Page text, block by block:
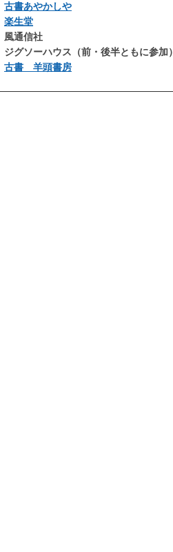
古書あやかしや
楽生堂
風通信社
ジグソーハウス（前・後半ともに参加）
古書 羊頭書房